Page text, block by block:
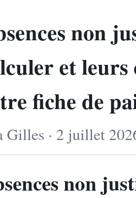
non
et leurs
fiche de
Gilles · 2 juillet
non